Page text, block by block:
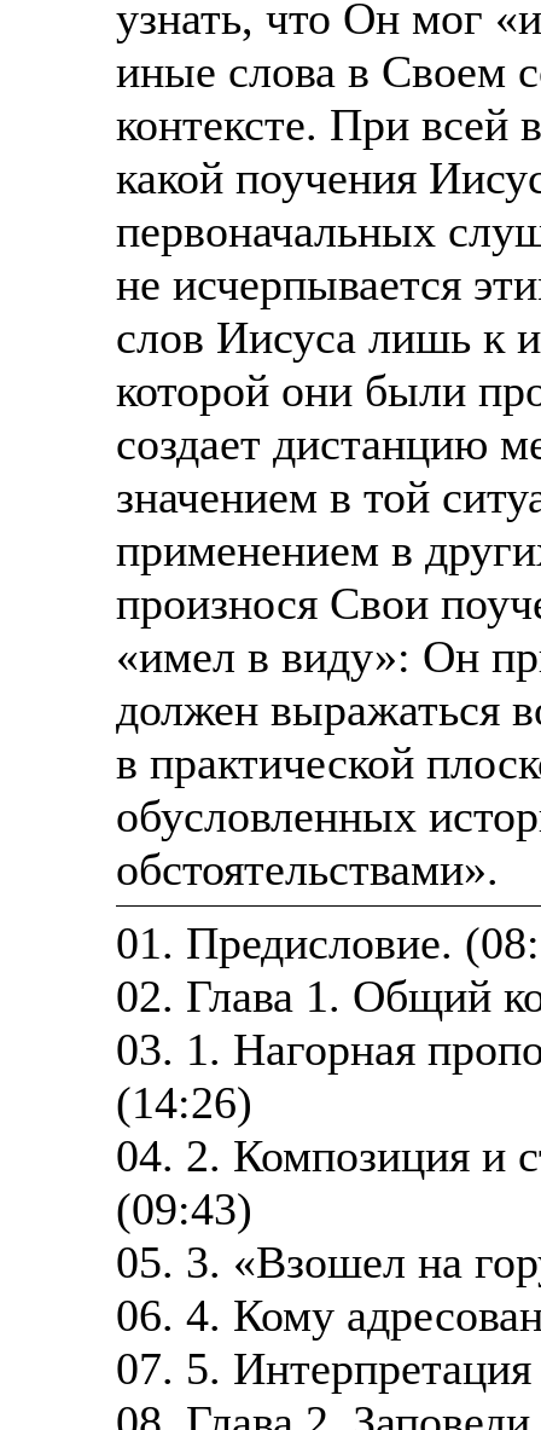
узнать, что Он мог
иные слова в Своем
контексте. При всей
какой поучения
первоначальных
не исчерпывается
слов Иисуса лишь к
которой они были
создает дистанцию
значением в той
применением в
произнося Свои
«имел в виду»: Он
должен выражаться
в практической
обусловленных
обстоятельствами».
01. Предисловие.
02. Глава 1. Общий
03. 1. Нагорная
(14:26)
04. 2. Композиция и
(09:43)
05. 3. «Взошел на
06. 4. Кому
07. 5.